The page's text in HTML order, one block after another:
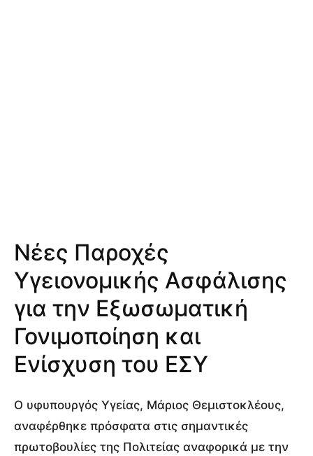
Νέες Παροχές
Υγειονομικής Ασφάλισης
για την Εξωσωματική
Γονιμοποίηση και
Ενίσχυση του ΕΣΥ
Ο υφυπουργός Υγείας, Μάριος Θεμιστοκλέους,
αναφέρθηκε πρόσφατα στις σημαντικές
πρωτοβουλίες της Πολιτείας αναφορικά με την